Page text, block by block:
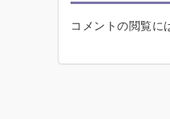
コメントの閲覧に